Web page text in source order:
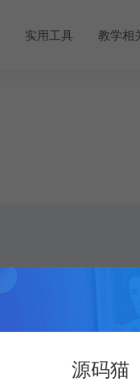
实用工具 教学相
源码猫